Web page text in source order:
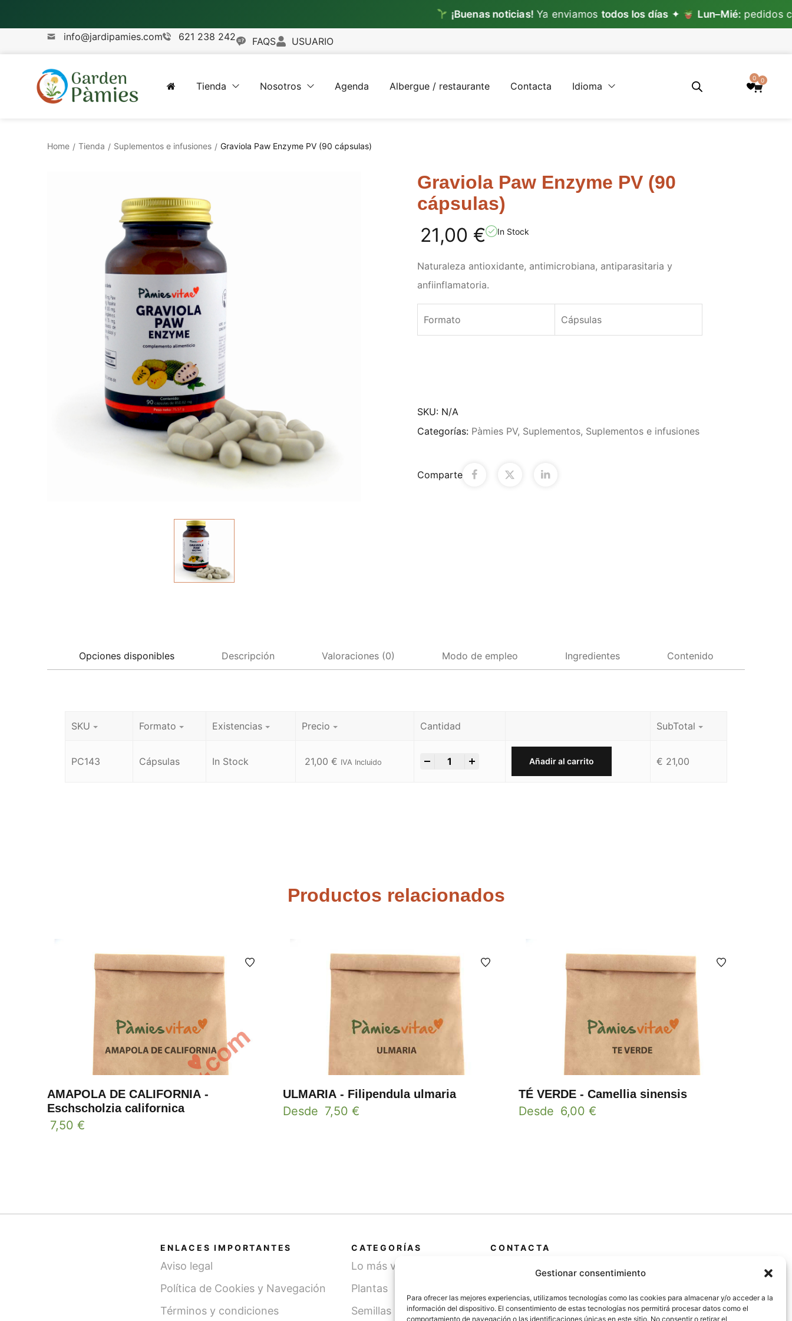
Gestionar consentimiento
Para ofrecer las mejores experiencias, utilizamos tecnologías como las cookies para almacenar y/o acceder a la
información del dispositivo. El consentimiento de estas tecnologías nos permitirá procesar datos como el
comportamiento de navegación o las identificaciones únicas en este sitio. No consentir o retirar el
¡Buenas noticias!Ya enviamos todos los días✦ Lun–Mié:pedidos con
info@jardipamies.com
621 238 242 FAQS USUARIO
Tienda Nosotros Agenda Albergue / restaurante Contacta Idioma
0 0
Home / Tienda / Suplementos e infusiones / Graviola Paw Enzyme PV (90 cápsulas)
Graviola Paw Enzyme PV (90
cápsulas)
21,00 € In Stock
Naturaleza antioxidante, antimicrobiana, antiparasitaria y
anfiinflamatoria.
Formato Cápsulas
SKU: N/A
Categorías: Pàmies PV, Suplementos, Suplementos e infusiones
Comparte
Opciones disponibles Descripción Valoraciones (0) Modo de empleo Ingredientes Contenido
SKU Formato Existencias Precio Cantidad SubTotal
PC143 Cápsulas In Stock 21,00 € IVA Incluido Añadir al carrito € 21,00
Productos relacionados
AMAPOLA DE CALIFORNIA -
Eschscholzia californica
7,50 €
ULMARIA - Filipendula ulmaria
Desde 7,50 €
TÉ VERDE - Camellia sinensis
Desde 6,00 €
ENLACES IMPORTANTES
Aviso legal
Política de Cookies y Navegación
Términos y condiciones
CATEGORÍAS
Lo más vendido
Plantas
Semillas
CONTACTA
(Lérida)